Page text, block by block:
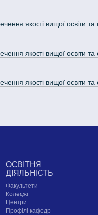
якості вищої освіти та
якості вищої освіти та
якості вищої освіти та
ОСВІТНЯ
ДІЯЛЬНІСТЬ
Факультети
Коледжі
Центри
Профілі кафедр